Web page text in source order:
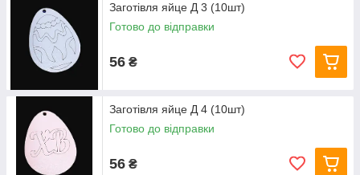
Заготівля яйце Д 3 (10шт)
Готово до відправки
56 ₴
Заготівля яйце Д 4 (10шт)
Готово до відправки
56 ₴